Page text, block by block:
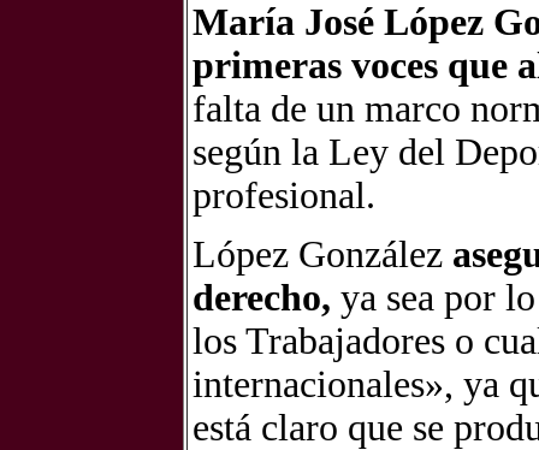
María José López
primeras voces que
falta de un marco
según la Ley del
profesional.
López González
derecho, ya sea por
los Trabajadores o
internacionales», ya
está claro que se